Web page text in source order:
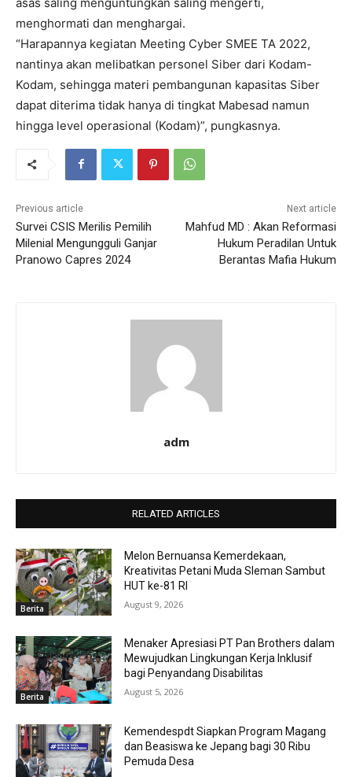
menghormati dan menghargai.
“Harapannya kegiatan Meeting Cyber SMEE TA 2022,
nantinya akan melibatkan personel Siber dari Kodam-
Kodam, sehingga materi pembangunan kapasitas Siber
dapat diterima tidak hanya di tingkat Mabesad namun
hingga level operasional (Kodam)”, pungkasnya.
Previous article
Survei CSIS Merilis Pemilih
Milenial Mengungguli Ganjar
Pranowo Capres 2024
Next article
Mahfud MD : Akan Reformasi
Hukum Peradilan Untuk
Berantas Mafia Hukum
adm
RELATED ARTICLES
Berita
Melon Bernuansa Kemerdekaan,
Kreativitas Petani Muda Sleman Sambut
HUT ke-81 RI
August 9, 2026
Berita
Menaker Apresiasi PT Pan Brothers dalam
Mewujudkan Lingkungan Kerja Inklusif
bagi Penyandang Disabilitas
August 5, 2026
Kemendespdt Siapkan Program Magang
dan Beasiswa ke Jepang bagi 30 Ribu
Pemuda Desa